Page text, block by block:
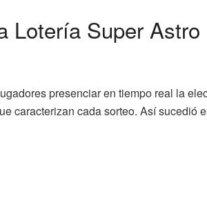
Lotería Super
presenciar en tiempo real la
caracterizan cada sorteo. Así sucedió